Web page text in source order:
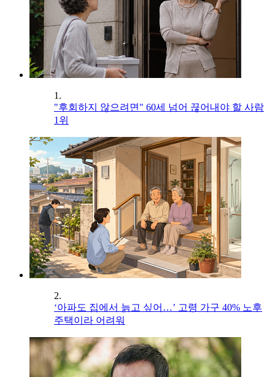
1.
"후회하지 않으려면" 60세 넘어 끊어내야 할 사람
1위
2.
‘아파도 집에서 늙고 싶어…’ 고령 가구 40% 노후
주택이라 어려워